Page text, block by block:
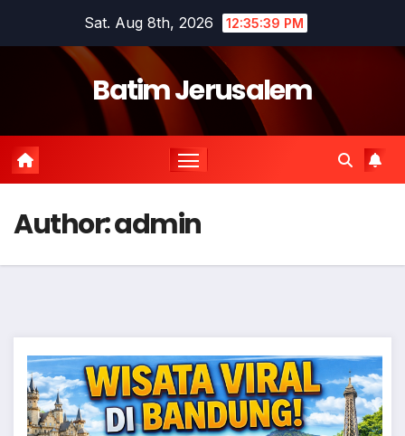
Sat. Aug 8th, 2026 12:35:40 PM
Batim Jerusalem
Author:admin